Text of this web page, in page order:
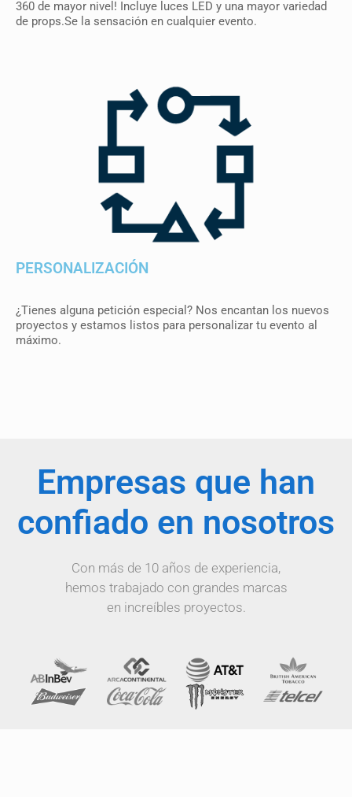
360 de mayor nivel! Incluye luces LED y una mayor variedad
de props.Se la sensación en cualquier evento.
PERSONALIZACIÓN
¿Tienes alguna petición especial? Nos encantan los nuevos
proyectos y estamos listos para personalizar tu evento al
máximo.
Empresas que han
confiado en nosotros
Con más de 10 años de experiencia,
hemos trabajado con grandes marcas
en increíbles proyectos.